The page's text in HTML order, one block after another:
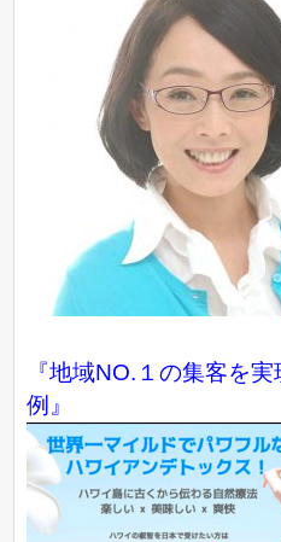
『地域NO.１の集客を
例』